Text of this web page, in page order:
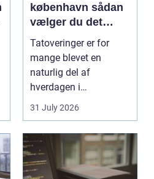
københavn sådan
vælger du det
rigtige studie
Tatoveringer er for
mange blevet en
naturlig del af
hverdagen i
København. Byen er
31 July 2026